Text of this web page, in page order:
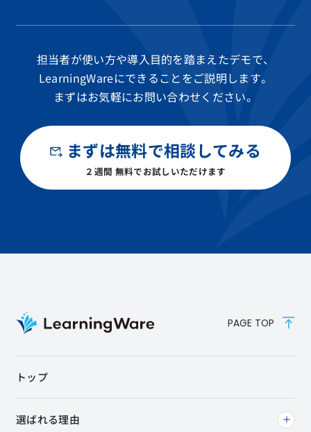
担当者が使い方や導入目的を踏まえたデモで、
LearningWareにできることをご説明します。
まずはお気軽にお問い合わせください。
まずは無料で相談してみる
２週間 無料でお試しいただけます
PAGE TOP
トップ
選ばれる理由